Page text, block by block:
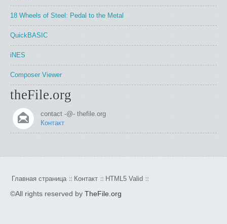
18 Wheels of Steel: Pedal to the Metal
QuickBASIC
iNES
Composer Viewer
theFile.org
contact -@- thefile.org
Контакт
Главная страница Контакт HTML5 Valid
©All rights reserved by TheFile.org